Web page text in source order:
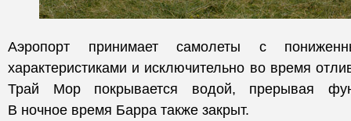
Аэропорт принимает самолеты с
характеристиками и исключительно во время
Трай Мор покрывается водой, прерывая
В ночное время Барра также закрыт.